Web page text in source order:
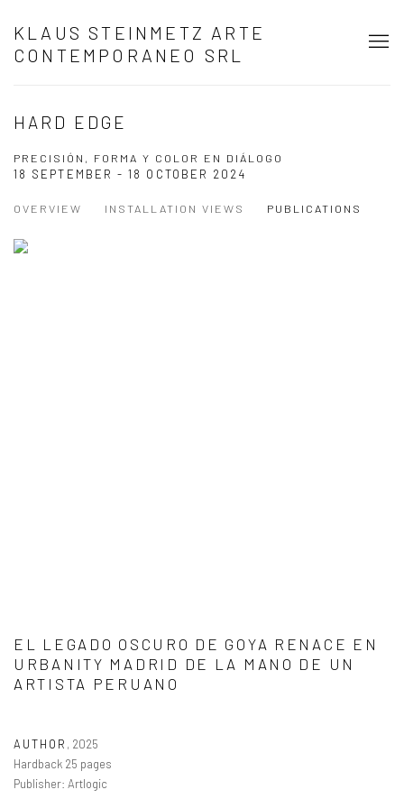
KLAUS STEINMETZ ARTE
CONTEMPORANEO SRL
HARD EDGE
PRECISIÓN, FORMA Y COLOR EN DIÁLOGO
18 SEPTEMBER - 18 OCTOBER 2024
OVERVIEW INSTALLATION VIEWS PUBLICATIONS
EL LEGADO OSCURO DE GOYA RENACE EN
URBANITY MADRID DE LA MANO DE UN
ARTISTA PERUANO
AUTHOR , 2025
Hardback 25 pages
Publisher: Artlogic